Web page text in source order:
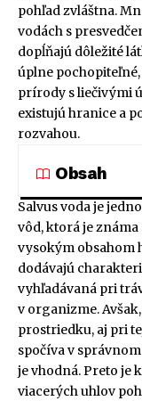
pohľad zvláštna.
vodách s
dopĺňajú dôležité
úplne
prírody s liečivými
existujú hranice a
rozvahou.
Obsah
Salvus voda je
vôd, ktorá je
vysokým obsahom
dodávajú
vyhľadávaná pri
v organizme.
prostriedku, aj pri
spočíva v
je vhodná. Preto je
viacerých uhlov